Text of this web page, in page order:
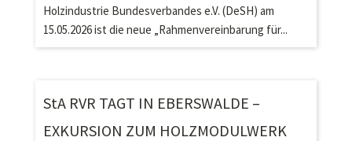
Holzindustrie Bundesverbandes e.V. (DeSH) am
15.05.2026 ist die neue „Rahmenvereinbarung für...
StA RVR TAGT IN EBERSWALDE –
EXKURSION ZUM HOLZMODULWERK